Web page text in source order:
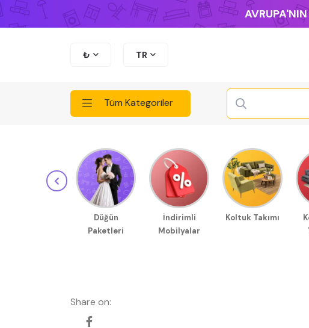
₺ TR
Tüm Kategoriler
Düğün
Paketleri
İndirimli
Mobilyalar
Koltuk Takımı
Share on: